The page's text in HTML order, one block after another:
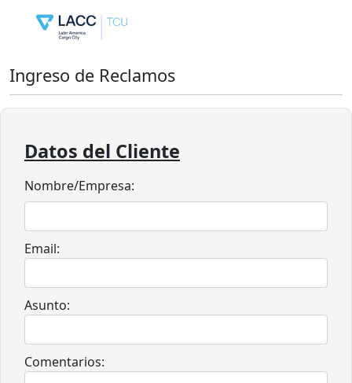
Ingreso de Reclamos
Datos del Cliente
Nombre/Empresa:
Email:
Asunto:
Comentarios: